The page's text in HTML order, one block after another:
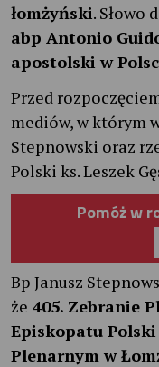
łomżyński. Słowo
abp Antonio
apostolski w
Przed
mediów, w którym
Stepnowski oraz
Polski ks. Leszek
Pomóż w
Bp Janusz
że 405. Zebranie
Episkopatu
Plenarnym w